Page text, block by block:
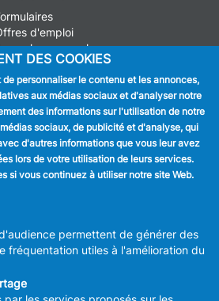
d'emploi
communal
NOUS
Facebook
Linkedin
DES COOKIES
personnaliser le contenu et les annonces,
aux médias sociaux et d'analyser notre
des informations sur l'utilisation de notre
sociaux, de publicité et d'analyse, qui
d'autres informations que vous leur avez
lors de votre utilisation de leurs services.
si vous continuez à utiliser notre site Web.
permettent de générer des
fréquentation utiles à l'amélioration du